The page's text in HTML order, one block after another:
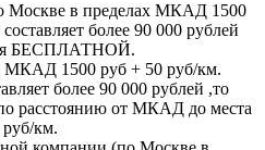
Москве в пределах МКАД 1500
более 90 000 рублей
БЕСПЛАТНОЙ.
МКАД 1500 руб + 50 руб/км.
более 90 000 рублей ,то
расстоянию от МКАД до места
руб/км.